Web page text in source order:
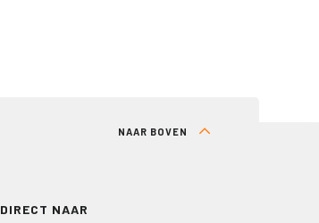
NAAR BOVEN
DIRECT NAAR